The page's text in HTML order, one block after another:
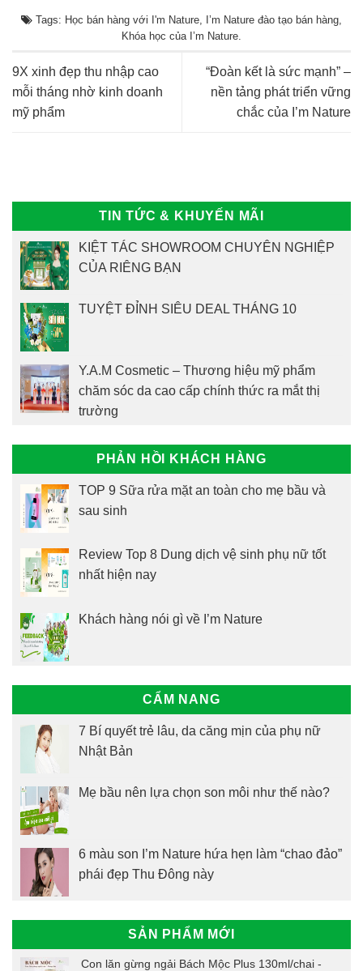
Tags: Học bán hàng với I'm Nature I’m Nature đào tạo bán hàng
Khóa học của I’m Nature
9X xinh đẹp thu nhập cao
mỗi tháng nhờ kinh doanh
mỹ phẩm
“Đoàn kết là sức mạnh” –
nền tảng phát triển vững
chắc của I’m Nature
TIN TỨC & KHUYẾN MÃI
KIỆT TÁC SHOWROOM CHUYÊN NGHIỆP
CỦA RIÊNG BẠN
TUYỆT ĐỈNH SIÊU DEAL THÁNG 10
Y.A.M Cosmetic – Thương hiệu mỹ phẩm
chăm sóc da cao cấp chính thức ra mắt thị
trường
PHẢN HỒI KHÁCH HÀNG
TOP 9 Sữa rửa mặt an toàn cho mẹ bầu và
sau sinh
Review Top 8 Dung dịch vệ sinh phụ nữ tốt
nhất hiện nay
Khách hàng nói gì về I’m Nature
CẨM NANG
7 Bí quyết trẻ lâu, da căng mịn của phụ nữ
Nhật Bản
Mẹ bầu nên lựa chọn son môi như thế nào?
6 màu son I’m Nature hứa hẹn làm “chao đảo”
phái đẹp Thu Đông này
SẢN PHẨM MỚI
Con lăn gừng ngải Bách Mộc Plus 130ml/chai -